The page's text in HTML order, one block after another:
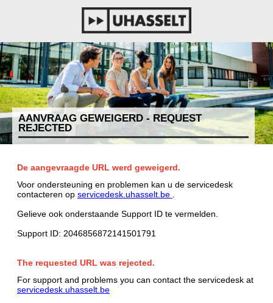
AANVRAAG GEWEIGERD - REQUEST
REJECTED
De aangevraagde URL werd geweigerd.
Voor ondersteuning en problemen kan u de servicedesk
contacteren op servicedesk.uhasselt.be
Gelieve ook onderstaande Support ID te vermelden.
Support ID: 2046856872141501791
The requested URL was rejected.
For support and problems you can contact the servicedesk at
servicedesk.uhasselt.be